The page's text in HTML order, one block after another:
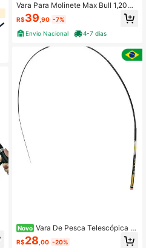
Vara Para Molinete Max Bull 1,20m
8-14 Lbs 2 Partes - Deyu
R$39 ,90 -7%
Envio Nacional
4-7 dias
Novo Vara De Pesca Telescópica C
mik Fibra De Carbono 1.80 Mts
R$28 ,00 -20%